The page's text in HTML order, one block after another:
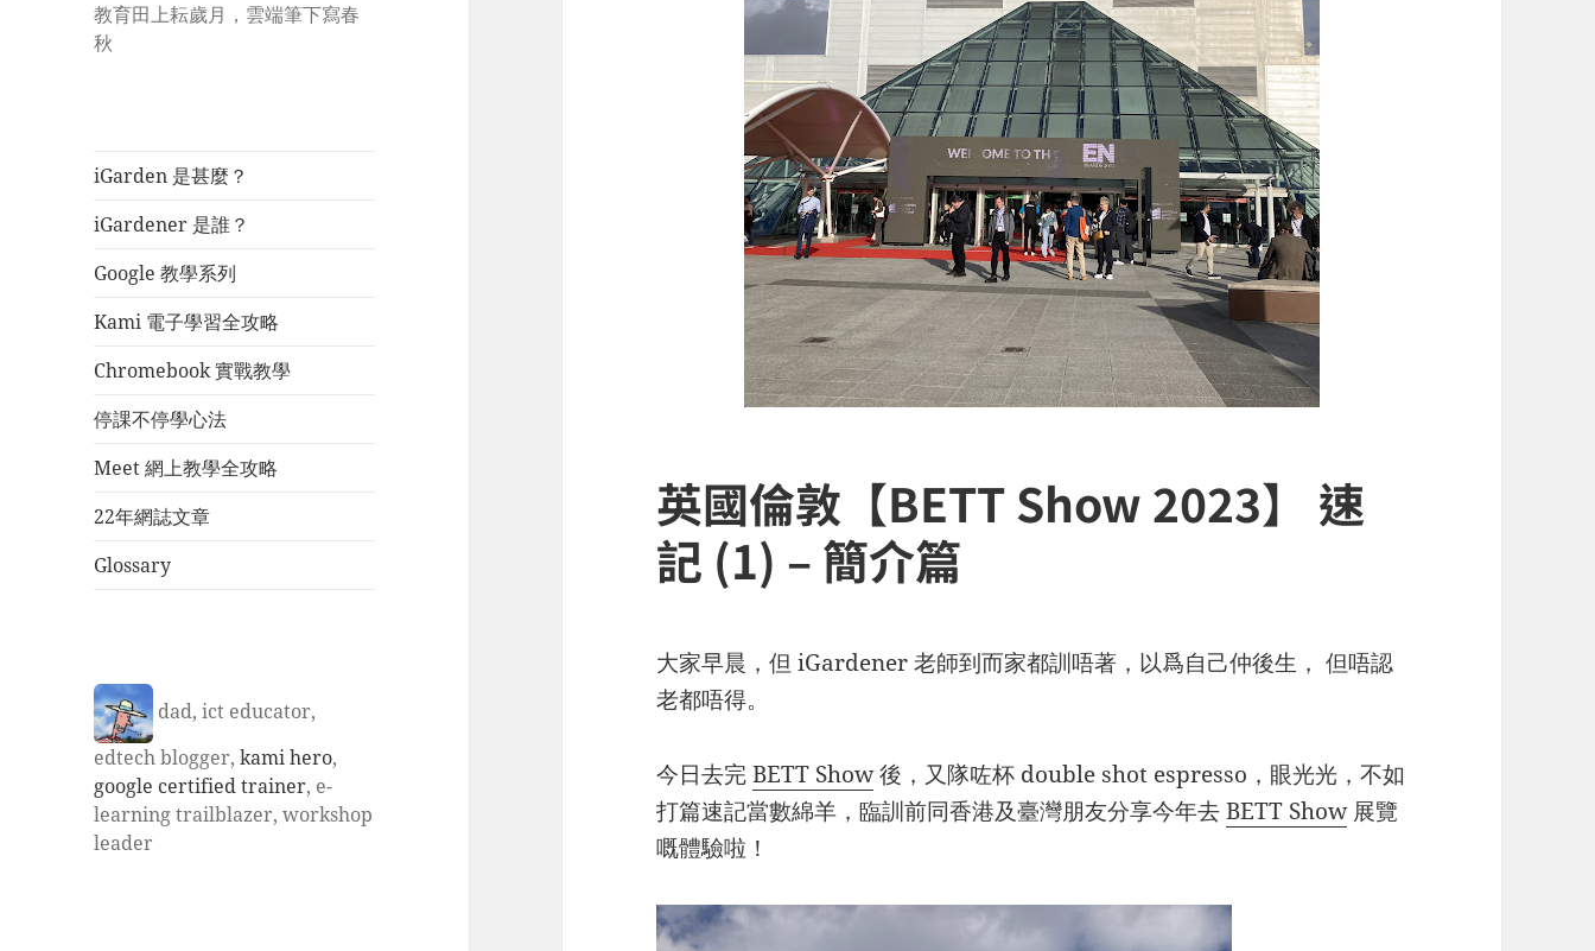
教育田上耘歲月，雲端筆下寫春
秋
iGarden 是甚麼？
iGardener 是誰？
Google 教學系列
Kami 電子學習全攻略
Chromebook 實戰教學
停課不停學心法
Meet 網上教學全攻略
22年網誌文章
Glossary
dad, ict educator,
edtech blogger,kami hero,
google certified trainer, e-
learning trailblazer, workshop
leader
英國倫敦【BETT Show 2023】 速
記 (1) – 簡介篇
大家早晨，但 iGardener 老師到而家都訓唔著，以爲自己仲後生， 但唔認
老都唔得。
今日去完BETT Show後，又隊咗杯 double shot espresso，眼光光，不如
打篇速記當數綿羊，臨訓前同香港及臺灣朋友分享今年去BETT Show展覽
嘅體驗啦！